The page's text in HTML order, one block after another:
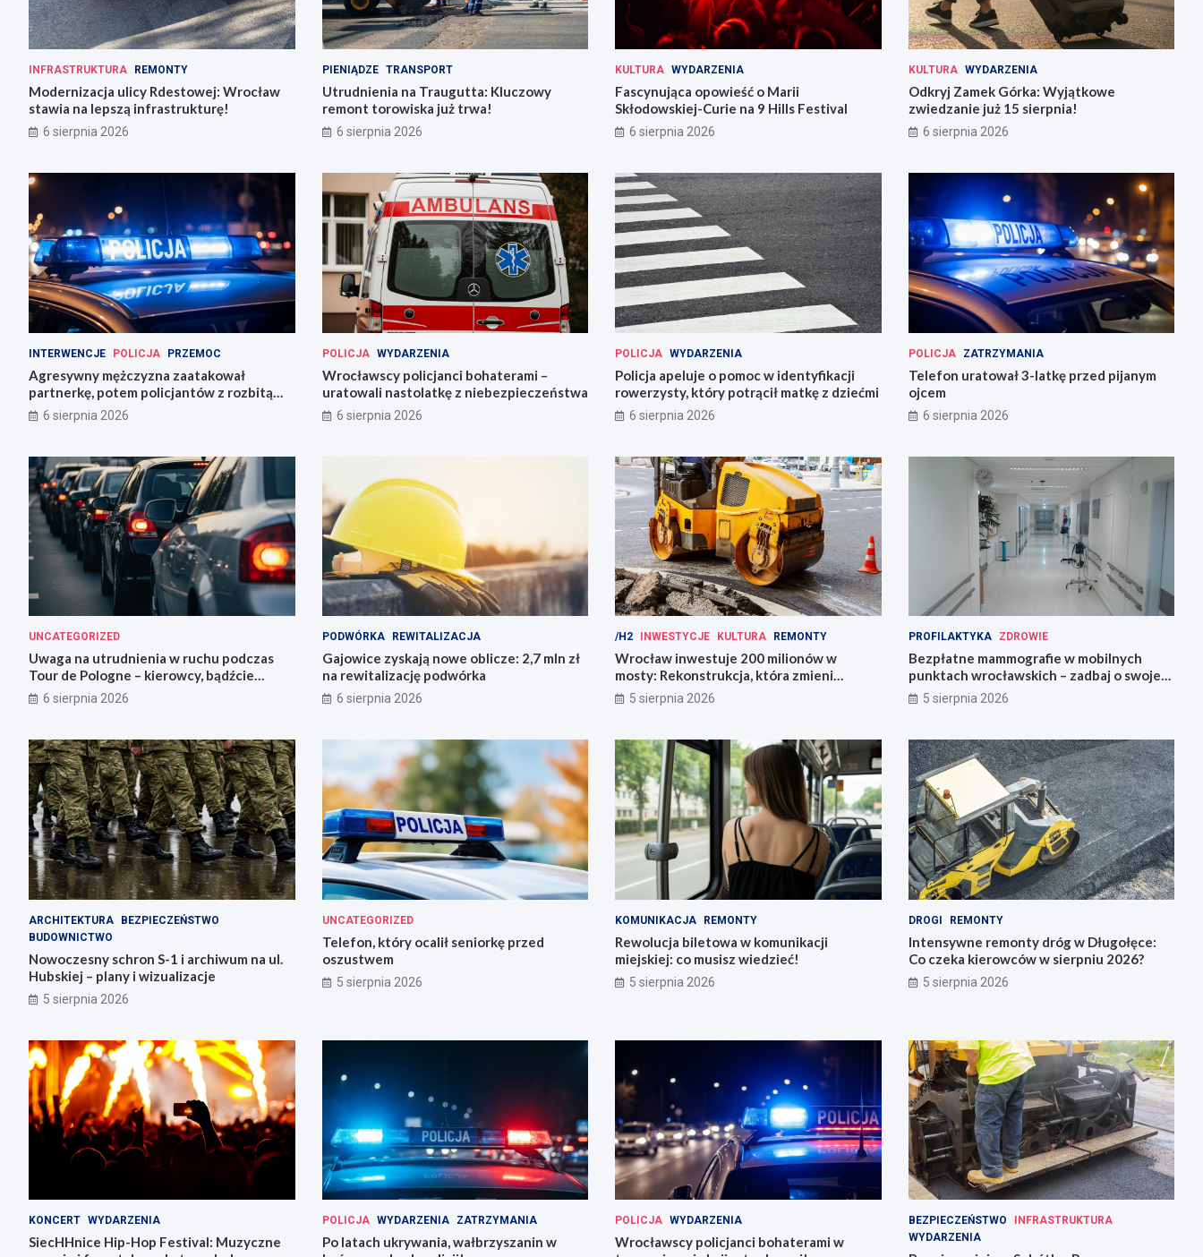
INFRASTRUKTURA REMONTY
Modernizacja ulicy Rdestowej: Wrocław
stawia na lepszą infrastrukturę!
6 sierpnia 2026
PIENIĄDZE TRANSPORT
Utrudnienia na Traugutta: Kluczowy
remont torowiska już trwa!
6 sierpnia 2026
KULTURA WYDARZENIA
Fascynująca opowieść o Marii
Skłodowskiej-Curie na 9 Hills Festival
6 sierpnia 2026
KULTURA WYDARZENIA
Odkryj Zamek Górka: Wyjątkowe
zwiedzanie już 15 sierpnia!
6 sierpnia 2026
INTERWENCJE POLICJA PRZEMOC
Agresywny mężczyzna zaatakował
partnerkę, potem policjantów z rozbitą
butelką
6 sierpnia 2026
POLICJA WYDARZENIA
Wrocławscy policjanci bohaterami –
uratowali nastolatkę z niebezpieczeństwa
6 sierpnia 2026
POLICJA WYDARZENIA
Policja apeluje o pomoc w identyfikacji
rowerzysty, który potrącił matkę z dziećmi
6 sierpnia 2026
POLICJA ZATRZYMANIA
Telefon uratował 3-latkę przed pijanym
ojcem
6 sierpnia 2026
UNCATEGORIZED
Uwaga na utrudnienia w ruchu podczas
Tour de Pologne – kierowcy, bądźcie
przygotowani!
6 sierpnia 2026
PODWÓRKA REWITALIZACJA
Gajowice zyskają nowe oblicze: 2,7 mln zł
na rewitalizację podwórka
6 sierpnia 2026
/H2 INWESTYCJE KULTURA REMONTY
Wrocław inwestuje 200 milionów w
mosty: Rekonstrukcja, która zmieni
miasto!
5 sierpnia 2026
PROFILAKTYKA ZDROWIE
Bezpłatne mammografie w mobilnych
punktach wrocławskich – zadbaj o swoje
zdrowie!
5 sierpnia 2026
ARCHITEKTURA
BEZPIECZEŃSTWO
BUDOWNICTWO
Nowoczesny schron S-1 i archiwum na ul.
Hubskiej – plany i wizualizacje
5 sierpnia 2026
UNCATEGORIZED
Telefon, który ocalił seniorkę przed
oszustwem
5 sierpnia 2026
KOMUNIKACJA REMONTY
Rewolucja biletowa w komunikacji
miejskiej: co musisz wiedzieć!
5 sierpnia 2026
DROGI REMONTY
Intensywne remonty dróg w Długołęce:
Co czeka kierowców w sierpniu 2026?
5 sierpnia 2026
KONCERT WYDARZENIA
SiecHHnice Hip-Hop Festival: Muzyczne
POLICJA WYDARZENIA ZATRZYMANIA
Po latach ukrywania, wałbrzyszanin w
POLICJA WYDARZENIA
Wrocławscy policjanci bohaterami w
BEZPIECZEŃSTWO
INFRASTRUKTURA
WYDARZENIA